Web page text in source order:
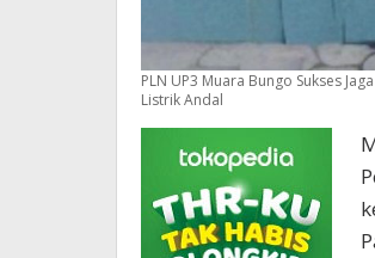
PLN UP3 Muara Bungo Sukses
Listrik Andal